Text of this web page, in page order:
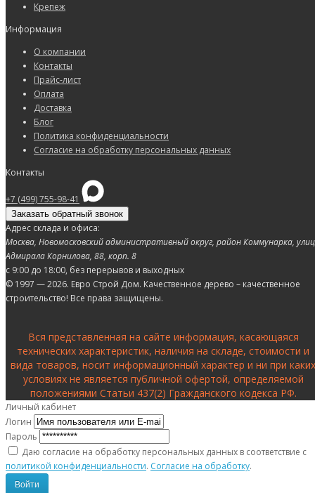
Крепеж
Информация
О компании
Контакты
Прайс-лист
Оплата
Доставка
Блог
Политика конфиденциальности
Согласие на обработку персональных данных
Контакты
+7 (499) 755-98-41
Заказать обратный звонок
Адрес склада и офиса:
Москва, Новомосковский административный округ, район Коммунарка,
Адмирала Корнилова, 88, корп. 8
с 9:00 до 18:00, без перерывов и выходных
© 1997 — 2026. Евро Строй Дом. Качественное дерево – качественное
строительство! Все права защищены.
Вся представленная на сайте информация, касающаяся
технических характеристик, наличия на складе, стоимости и
вида товаров, носит информационный характер и ни при каких
условиях не является публичной офертой, определяемой
положениями Статьи 437(2) Гражданского кодекса РФ.
Личный кабинет
Логин
Пароль
Даю согласие на обработку персональных данных в соответствие с
политикой конфиденциальности. Согласие на обработку.